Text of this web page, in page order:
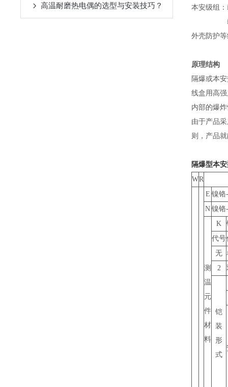
高温耐磨热电偶的选型与安装技巧？
本安级组
外壳防护等
原理结构
隔爆或本
线盒用高
内部的爆
由于产品
则，产品
隔爆型本
WR
E 镍铬
N 镍铬
测
温
元
件
材
料
K
代号
无
2
铠
装
形
式